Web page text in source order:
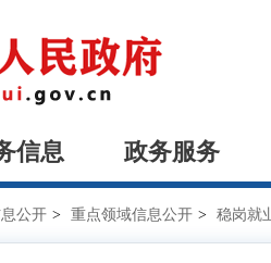
信息 政务服务
公开 > 重点领域信息公开 > 稳岗就